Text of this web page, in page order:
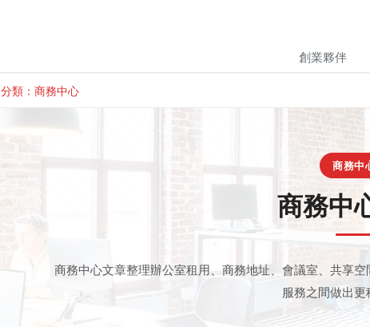
創業夥伴
分類：商務中心
商務中
商務中
商務中心文章整理辦公室租用、商務地址、會議室、共享
服務之間做出更